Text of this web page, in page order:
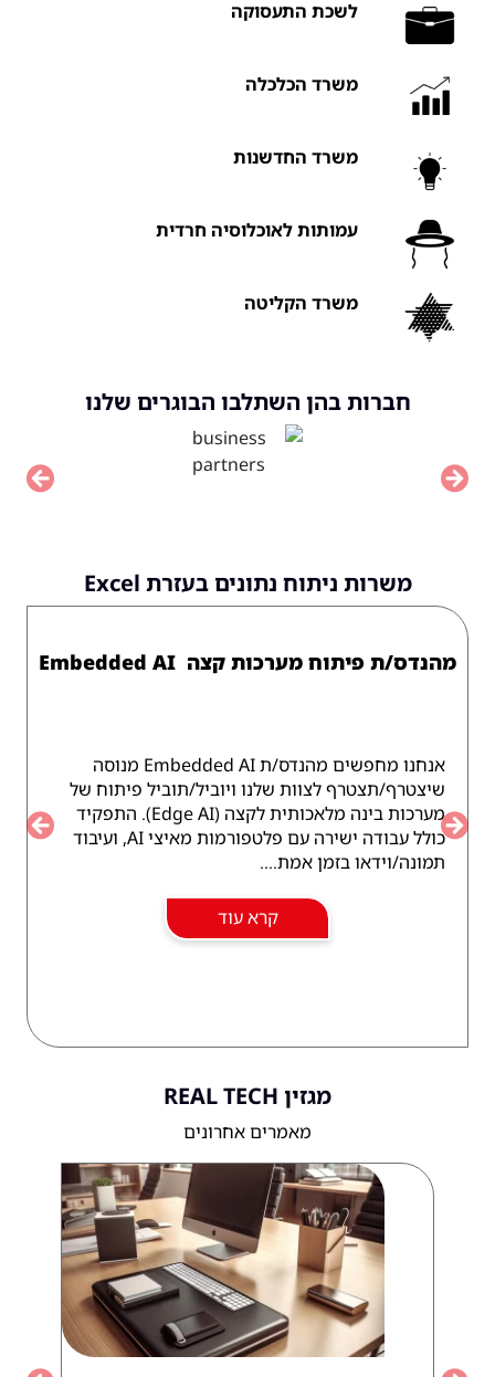
לשכת התעסוקה
משרד הכלכלה
משרד החדשנות
עמותות לאוכלוסיה חרדית
משרד הקליטה
חברות בהן השתלבו הבוגרים שלנו
Next
משרות ניתוח נתונים בעזרת Excel
מהנדס/ת פיתוח מערכות קצה Embedded AI
אנחנו מחפשים מהנדס/ת Embedded AI מנוסה
שיצטרף/תצטרף לצוות שלנו ויוביל/תוביל פיתוח של
מערכות בינה מלאכותית לקצה (Edge AI). התפקיד
כולל עבודה ישירה עם פלטפורמות מאיצי AI, ועיבוד
תמונה/וידאו בזמן אמת....
קרא עוד
Next
מגזין REAL TECH
מאמרים אחרונים